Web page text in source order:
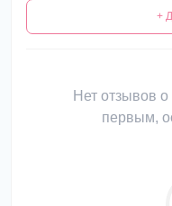
+
Нет отзывов
первым,